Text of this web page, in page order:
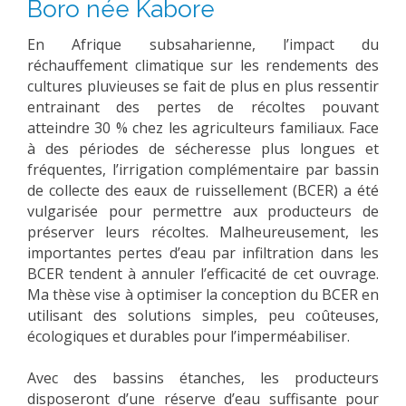
EXPERIMENTAL PLATFORMS
GEOGRAPHIC LOCATIONS
CURRENT PROJECTS
COMPLETED PROJECTS
UMR NETWORKS
REGULAR SEMINARS
TRAINING COURSES
MASTER
ENGINEERING
EDUCATION AND TRAINING
DOCTORAL TRAINING
THESES IN PROGRESS
MOOC
PRODUCTION
Boro née Kabore
En Afrique subsaharienne, l’impact du
réchauffement climatique sur les rendements des
cultures pluvieuses se fait de plus en plus ressentir
entrainant des pertes de récoltes pouvant
atteindre 30 % chez les agriculteurs familiaux. Face
à des périodes de sécheresse plus longues et
fréquentes, l’irrigation complémentaire par bassin
de collecte des eaux de ruissellement (BCER) a été
vulgarisée pour permettre aux producteurs de
préserver leurs récoltes. Malheureusement, les
importantes pertes d’eau par infiltration dans les
BCER tendent à annuler l’efficacité de cet ouvrage.
Ma thèse vise à optimiser la conception du BCER en
utilisant des solutions simples, peu coûteuses,
écologiques et durables pour l’imperméabiliser.
Avec des bassins étanches, les producteurs
disposeront d’une réserve d’eau suffisante pour